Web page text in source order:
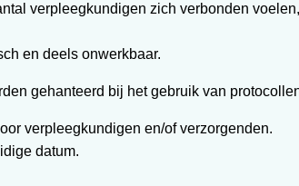
verpleegkundigen zich verbonden
en deels onwerkbaar.
gehanteerd bij het gebruik van
verpleegkundigen en/of verzorgenden.
datum.